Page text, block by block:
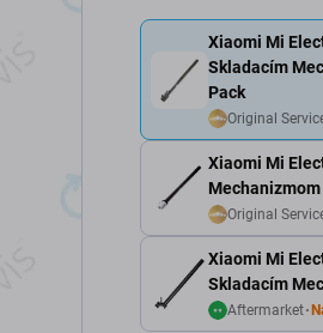
Xiaomi Mi
Skladacím
Pack
Original
Xiaomi Mi
Original
Xiaomi Mi
Skladacím
Aftermarket